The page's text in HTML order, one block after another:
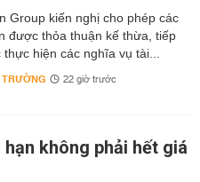
Group kiến nghị cho phép các
được thỏa thuận kế thừa, tiếp
thực hiện các nghĩa vụ tài...
22 giờ trước
không phải hết giá